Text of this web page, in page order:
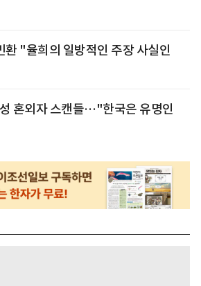
"율희의 일방적인 주장 사실인
혼외자 스캔들…"한국은 유명인